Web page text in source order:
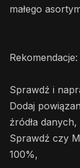
małego
Rekomendacje:
Sprawdź i
Dodaj
źródła danych,
Sprawdź czy
100%,